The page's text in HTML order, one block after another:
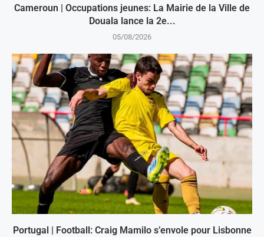
Cameroun | Occupations jeunes: La Mairie de la Ville de
Douala lance la 2e...
05/08/2026
Portugal | Football: Craig Mamilo s’envole pour Lisbonne